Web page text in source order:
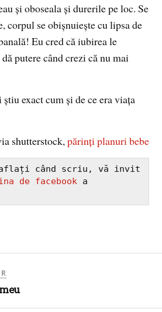
şi oboseala şi durerile pe loc. Se
corpul se obişnuieşte cu lipsa de
Eu cred că iubirea le
putere când crezi că nu mai
exact cum şi de ce era viaţa
shutterstock,părinţi planuri bebe
când scriu, vă invit
de facebook a